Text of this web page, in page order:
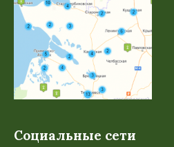
Социальные сети